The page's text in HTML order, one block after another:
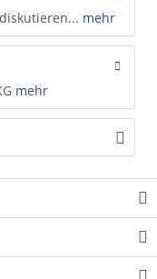
mehr
mehr